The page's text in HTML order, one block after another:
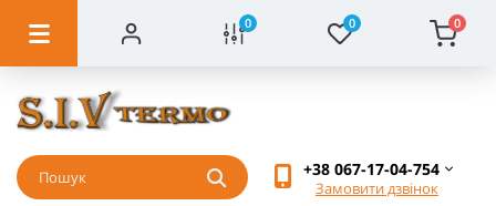
0 0 0
+38 067-17-04-754
Замовити дзвінок